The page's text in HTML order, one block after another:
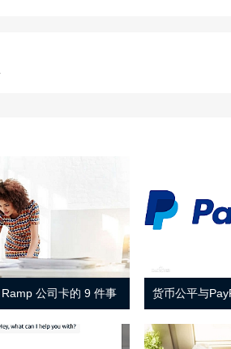
公司卡的 9 件事 货币公平与